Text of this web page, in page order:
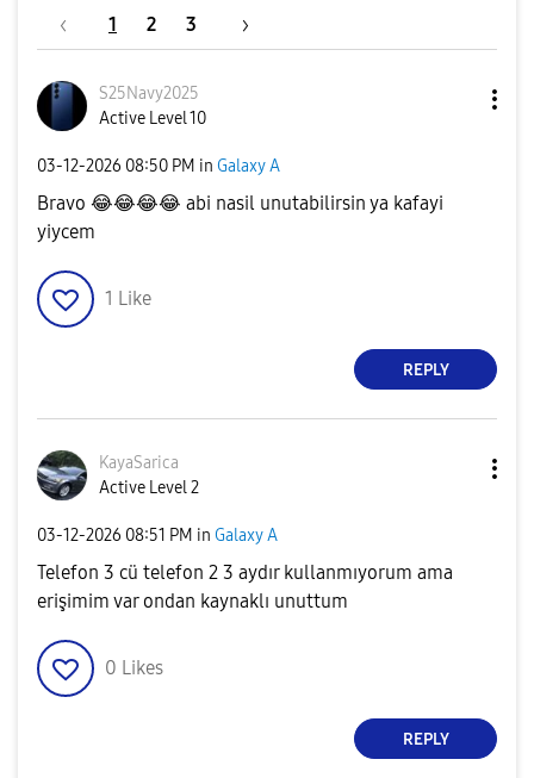
1 2 3
S25Navy2025
Active Level 10
‎03-12-2026 08:50 PM in Galaxy A
Bravo 😂😂😂😂 abi nasil unutabilirsin ya kafayi
yiycem
1 Like
REPLY
KayaSarica
Active Level 2
‎03-12-2026 08:51 PM in Galaxy A
Telefon 3 cü telefon 2 3 aydır kullanmıyorum ama
erişimim var ondan kaynaklı unuttum
0 Likes
REPLY